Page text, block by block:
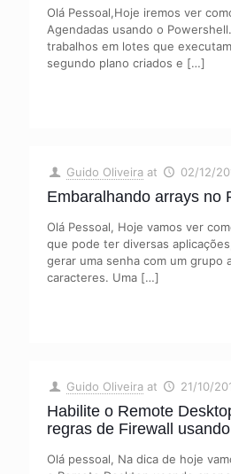
Olá Pessoal,Hoje iremos ver
Agendadas usando o
trabalhos em lotes que
segundo plano criados e […]
Guido Oliveira at 02/12/
Embaralhando arrays no
Olá Pessoal, Hoje vamos ver
que pode ter diversas
gerar uma senha com um grupo
caracteres. Uma […]
Guido Oliveira at 21/10/
Habilite o Remote
regras de Firewall usando
Olá pessoal, Na dica de hoje